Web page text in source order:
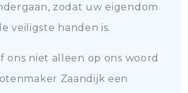
zodat uw eigendom
veiligste handen is.
ons niet alleen op ons woord
Zaandijk een